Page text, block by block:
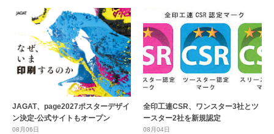
JAGAT、page2027ポスターデザイ
ン決定-公式サイトもオープン
08月06日
全印工連CSR、ワンスター3社とツ
ースター2社を新規認定
08月04日